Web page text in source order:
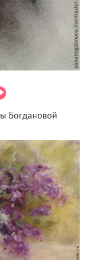
Богдановой